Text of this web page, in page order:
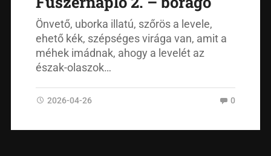
Önvető, uborka illatú, szőrös a levele,
ehető kék, szépséges virága van, amit a
méhek imádnak, ahogy a levelét az
észak-olaszok…
2026-04-26 0